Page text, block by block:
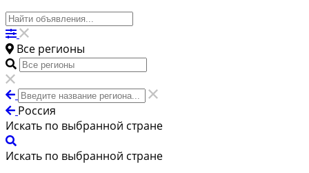
Все регионы
Россия
Искать по выбранной стране
Искать по выбранной стране